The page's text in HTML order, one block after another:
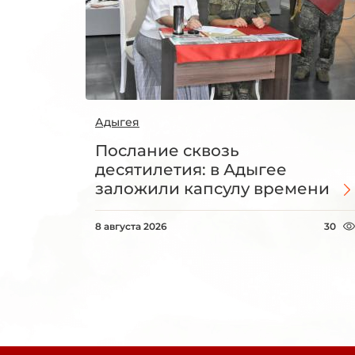
Адыгея
Послание сквозь
десятилетия: в Адыгее
заложили капсулу времени
8 августа 2026 30